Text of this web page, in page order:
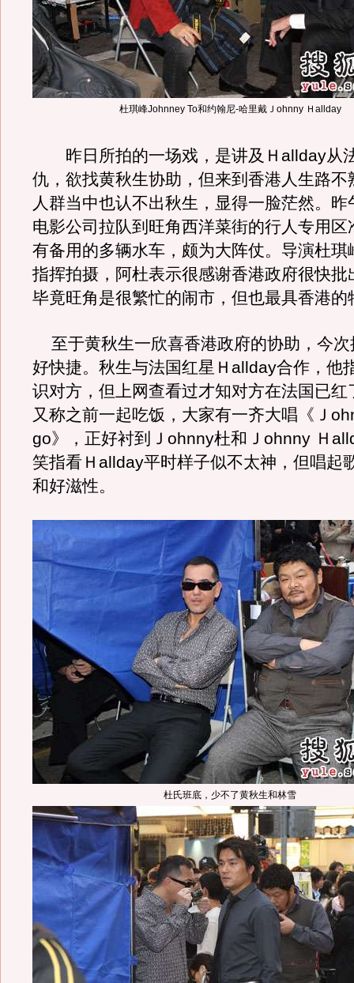
杜琪峰Johnney To和约翰尼-哈里戴Ｊohnny Ｈallday
昨日所拍的一场戏，是讲及Ｈallday从
仇，欲找黄秋生协助，但来到香港人生路不
人群当中也认不出秋生，显得一脸茫然。昨
电影公司拉队到旺角西洋菜街的行人专用区
有备用的多辆水车，颇为大阵仗。导演杜琪
指挥拍摄，阿杜表示很感谢香港政府很快批
毕竟旺角是很繁忙的闹市，但也最具香港的
至于黄秋生一欣喜香港政府的协助，今次
好快捷。秋生与法国红星Ｈallday合作，他
识对方，但上网查看过才知对方在法国已红
又称之前一起吃饭，大家有一齐大唱《Ｊ
go》，正好衬到Ｊohnny杜和Ｊohnny Ｈ
笑指看Ｈallday平时样子似不太神，但唱起
和好滋性。
杜氏班底，少不了黄秋生和林雪